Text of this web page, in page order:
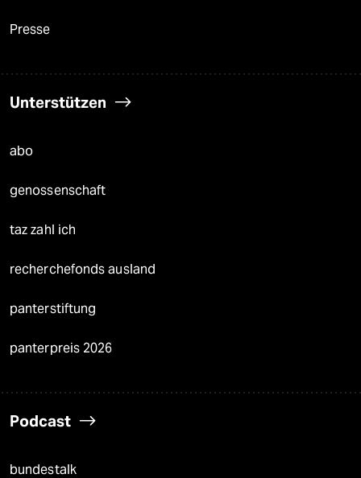
Presse
Unterstützen
abo
genossenschaft
taz zahl ich
recherchefonds ausland
panterstiftung
panterpreis 2026
Podcast
bundestalk